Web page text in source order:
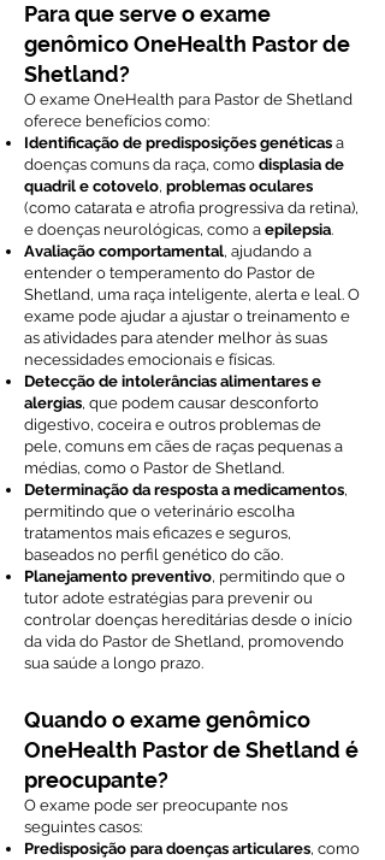
Para que serve o exame
genômico OneHealth Pastor de
Shetland?
O exame OneHealth para Pastor de Shetland
oferece benefícios como:
Identificação de predisposições genéticas a
doenças comuns da raça, como displasia de
quadril e cotovelo, problemas oculares
(como catarata e atrofia progressiva da retina),
e doenças neurológicas, como a epilepsia.
Avaliação comportamental, ajudando a
entender o temperamento do Pastor de
Shetland, uma raça inteligente, alerta e leal. O
exame pode ajudar a ajustar o treinamento e
as atividades para atender melhor às suas
necessidades emocionais e físicas.
Detecção de intolerâncias alimentares e
alergias, que podem causar desconforto
digestivo, coceira e outros problemas de
pele, comuns em cães de raças pequenas a
médias, como o Pastor de Shetland.
Determinação da resposta a medicamentos,
permitindo que o veterinário escolha
tratamentos mais eficazes e seguros,
baseados no perfil genético do cão.
Planejamento preventivo, permitindo que o
tutor adote estratégias para prevenir ou
controlar doenças hereditárias desde o início
da vida do Pastor de Shetland, promovendo
sua saúde a longo prazo.
Quando o exame genômico
OneHealth Pastor de Shetland é
preocupante?
O exame pode ser preocupante nos
seguintes casos:
Predisposição para doenças articulares, como